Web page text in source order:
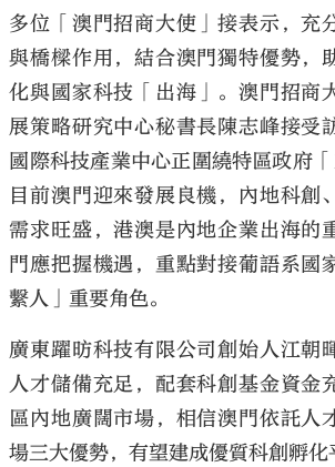
多位「澳門招商大使」接表示，充
與橋樑作用，結合澳門獨特優勢，
化與國家科技「出海」。澳門招商
展策略研究中心秘書長陳志峰接受
國際科技產業中心正圍繞特區政府「
目前澳門迎來發展良機，內地科創
需求旺盛，港澳是內地企業出海的
門應把握機遇，重點對接葡語系國
繫人」重要角色。
廣東躍昉科技有限公司創始人江朝
人才儲備充足，配套科創基金資金
區內地廣闊市場，相信澳門依託人
場三大優勢，有望建成優質科創孵化